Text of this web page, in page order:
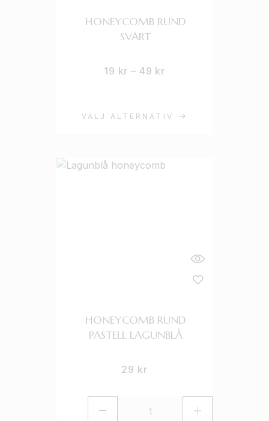
VÄLJ ALTERNATIV
HONEYCOMB RUND
SVART
19 kr – 49 kr
HONEYCOMB RUND
PASTELL LAGUNBLÅ
29 kr